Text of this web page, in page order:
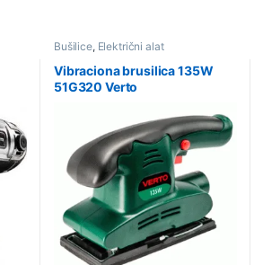
Bušilice, Električni alat
Vibraciona brusilica 135W
51G320 Verto